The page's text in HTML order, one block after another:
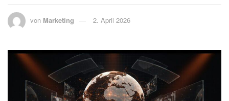
von Marketing 2. April 2026